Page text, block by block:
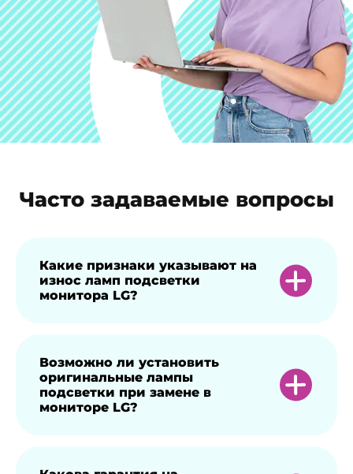
Часто задаваемые вопросы
Какие признаки указывают на
износ ламп подсветки
монитора LG?
Вы заметите неравномерное или слабое
освещение экрана, появление теней или
резкое изменение цветопередачи.
Возможно ли установить
оригинальные лампы
подсветки при замене в
мониторе LG?